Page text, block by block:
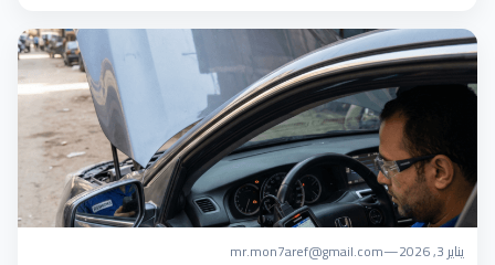
يناير 3, 2026 —
mr.mon7aref@gmail.com